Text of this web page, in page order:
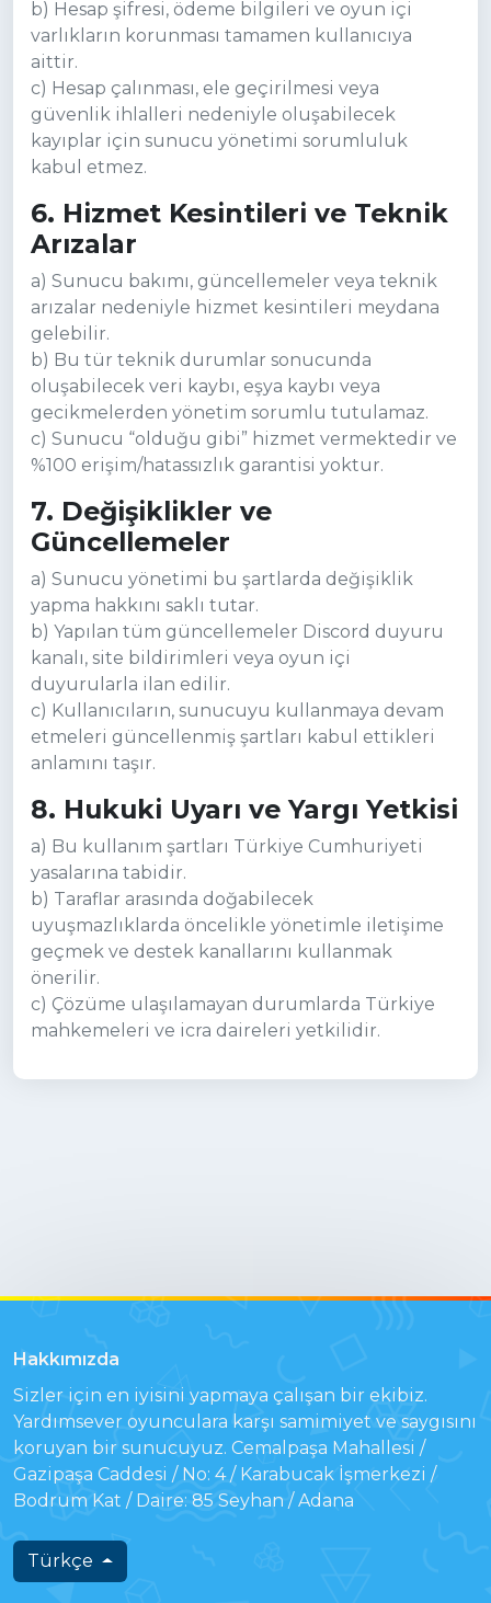
b) Hesap şifresi, ödeme bilgileri ve oyun içi
varlıkların korunması tamamen kullanıcıya
aittir.
c) Hesap çalınması, ele geçirilmesi veya
güvenlik ihlalleri nedeniyle oluşabilecek
kayıplar için sunucu yönetimi sorumluluk
kabul etmez.
6. Hizmet Kesintileri ve Teknik
Arızalar
a) Sunucu bakımı, güncellemeler veya teknik
arızalar nedeniyle hizmet kesintileri meydana
gelebilir.
b) Bu tür teknik durumlar sonucunda
oluşabilecek veri kaybı, eşya kaybı veya
gecikmelerden yönetim sorumlu tutulamaz.
c) Sunucu “olduğu gibi” hizmet vermektedir ve
%100 erişim/hatassızlık garantisi yoktur.
7. Değişiklikler ve
Güncellemeler
a) Sunucu yönetimi bu şartlarda değişiklik
yapma hakkını saklı tutar.
b) Yapılan tüm güncellemeler Discord duyuru
kanalı, site bildirimleri veya oyun içi
duyurularla ilan edilir.
c) Kullanıcıların, sunucuyu kullanmaya devam
etmeleri güncellenmiş şartları kabul ettikleri
anlamını taşır.
8. Hukuki Uyarı ve Yargı Yetkisi
a) Bu kullanım şartları Türkiye Cumhuriyeti
yasalarına tabidir.
b) Taraflar arasında doğabilecek
uyuşmazlıklarda öncelikle yönetimle iletişime
geçmek ve destek kanallarını kullanmak
önerilir.
c) Çözüme ulaşılamayan durumlarda Türkiye
mahkemeleri ve icra daireleri yetkilidir.
Hakkımızda
Sizler için en iyisini yapmaya çalışan bir ekibiz.
Yardımsever oyunculara karşı samimiyet ve saygısını
koruyan bir sunucuyuz. Cemalpaşa Mahallesi /
Gazipaşa Caddesi / No: 4 / Karabucak İşmerkezi /
Bodrum Kat / Daire: 85 Seyhan / Adana
Türkçe